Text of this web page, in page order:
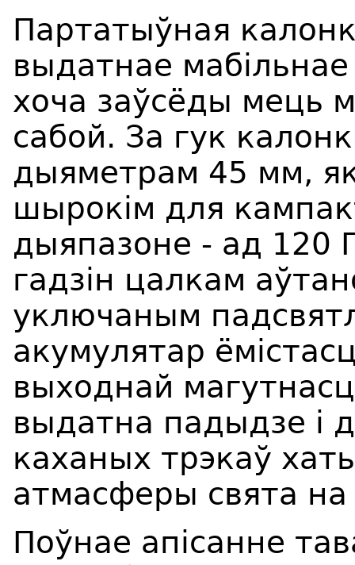
Партатыўная
выдатнае
хоча заўсёды мець
сабой. За гук
дыяметрам 45 мм,
шырокім для
дыяпазоне - ад 120
гадзін цалкам
уключаным
акумулятар
выходнай
выдатна падыдзе і
каханых трэкаў
атмасферы свята
Поўнае апісанне